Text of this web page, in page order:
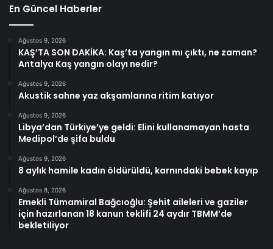
En Güncel Haberler
Ağustos 9, 2026
KAŞ’TA SON DAKİKA: Kaş’ta yangın mı çıktı, ne zaman?
Antalya Kaş yangın olayı nedir?
Ağustos 9, 2026
Akustik sahne yaz akşamlarına ritim katıyor
Ağustos 9, 2026
Libya’dan Türkiye’ye geldi: Elini kullanamayan hasta
Medipol’de şifa buldu
Ağustos 9, 2026
8 aylık hamile kadın öldürüldü, karnındaki bebek kayıp
Ağustos 8, 2026
Emekli Tümamiral Bağcıoğlu: Şehit aileleri ve gaziler
için hazırlanan 18 kanun teklifi 24 aydır TBMM’de
bekletiliyor